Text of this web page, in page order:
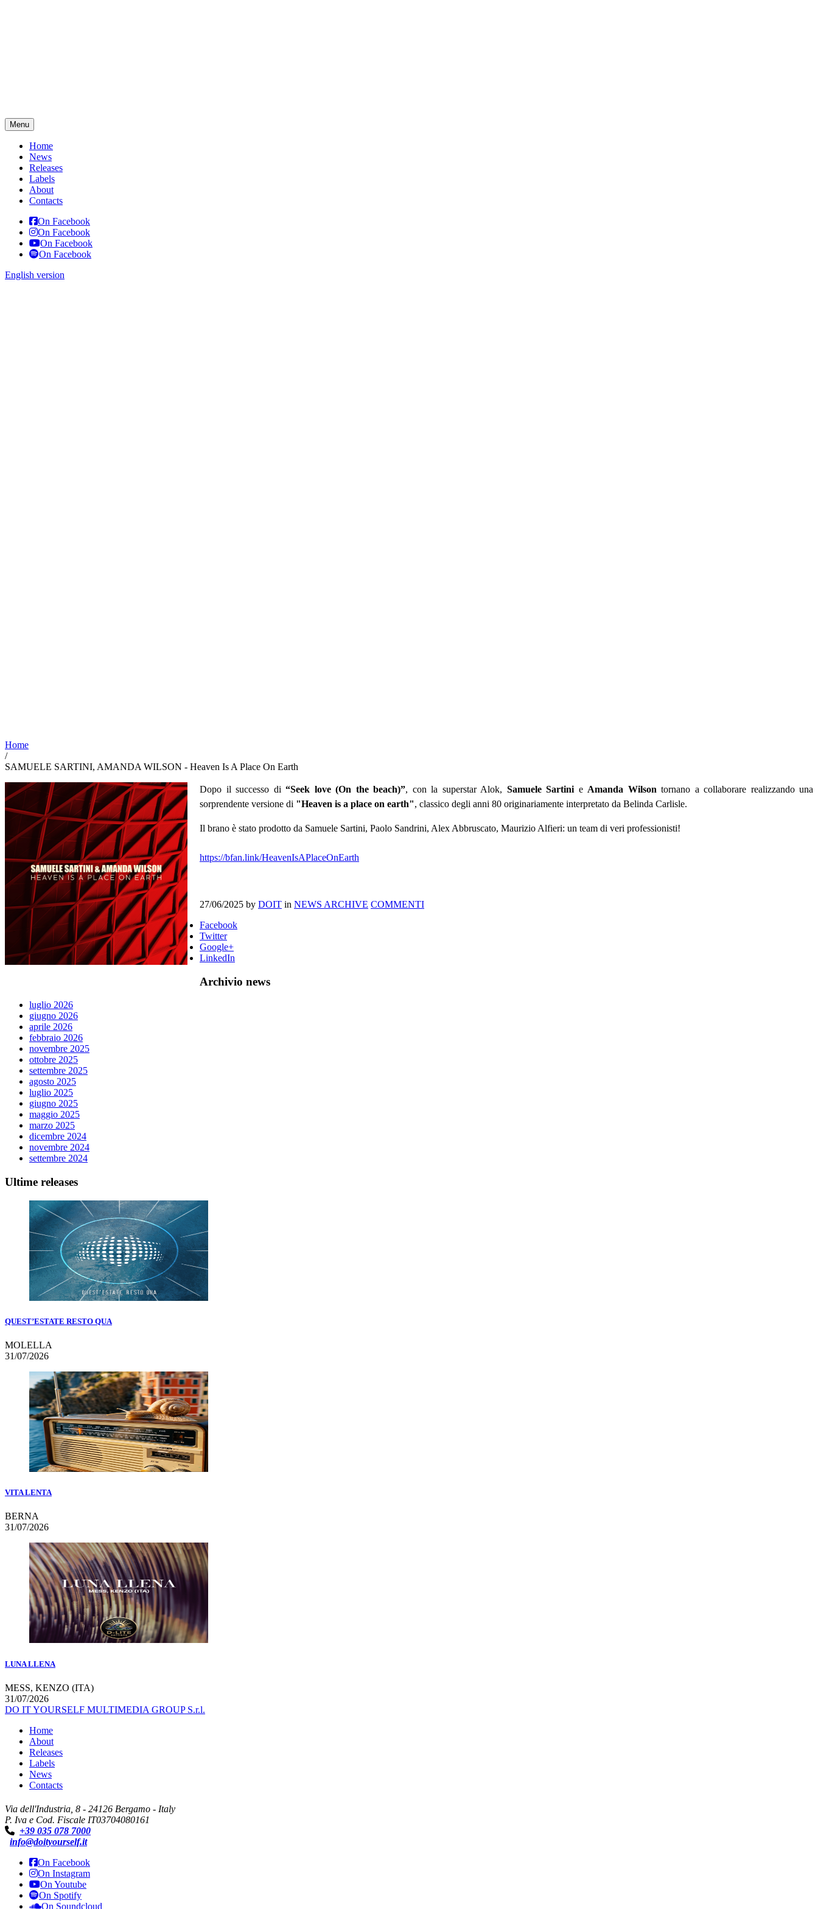
Menu
Home
News
Releases
Labels
About
Contacts
On Facebook
On Facebook
On Facebook
On Facebook
English version
Home
/
SAMUELE SARTINI, AMANDA WILSON - Heaven Is A Place On Earth
Dopo il successo di “Seek love (On the beach)”, con la superstar Alok, Samuele Sartini e Amanda Wilson tornano a collaborare realizzando una
sorprendente versione di "Heaven is a place on earth", classico degli anni 80 originariamente interpretato da Belinda Carlisle.
Il brano è stato prodotto da Samuele Sartini, Paolo Sandrini, Alex Abbruscato, Maurizio Alfieri: un team di veri professionisti!
https://bfan.link/HeavenIsAPlaceOnEarth
27/06/2025 by DOIT in NEWS ARCHIVE COMMENTI
Facebook
Twitter
Google+
LinkedIn
Archivio news
luglio 2026
giugno 2026
aprile 2026
febbraio 2026
novembre 2025
ottobre 2025
settembre 2025
agosto 2025
luglio 2025
giugno 2025
maggio 2025
marzo 2025
dicembre 2024
novembre 2024
settembre 2024
Ultime releases
QUEST’ESTATE RESTO QUA
MOLELLA
31/07/2026
VITA LENTA
BERNA
31/07/2026
LUNA LLENA
MESS, KENZO (ITA)
31/07/2026
DO IT YOURSELF MULTIMEDIA GROUP S.r.l.
Home
About
Releases
Labels
News
Contacts
Via dell'Industria, 8 - 24126 Bergamo - Italy
P. Iva e Cod. Fiscale IT03704080161
+39 035 078 7000
info@doityourself.it
On Facebook
On Instagram
On Youtube
On Spotify
On Soundcloud